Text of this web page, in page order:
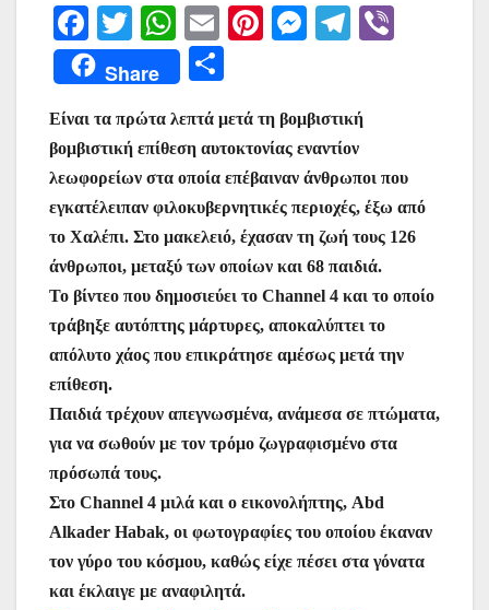
F
a
c
e
b
o
o
k
T
w
itt
er
W
h
at
s
A
p
p
E
m
ai
l
Pi
e
st
M
s
e
n
g
er
T
gr
a
m
Share
ρ
α
σ
τε
ίτ
ε
Είναι τα πρώτα λεπτά μετά τη βομβιστική
βομβιστική επίθεση αυτοκτονίας εναντίον
λεωφορείων στα οποία επέβαιναν άνθρωποι που
εγκατέλειπαν φιλοκυβερνητικές περιοχές, έξω από
το Χαλέπι. Στο μακελειό, έχασαν τη ζωή τους 126
άνθρωποι, μεταξύ των οποίων και 68 παιδιά.
Το βίντεο που δημοσιεύει το Channel 4 και το οποίο
τράβηξε αυτόπτης μάρτυρες, αποκαλύπτει το
απόλυτο χάος που επικράτησε αμέσως μετά την
επίθεση.
Παιδιά τρέχουν απεγνωσμένα, ανάμεσα σε πτώματα,
για να σωθούν με τον τρόμο ζωγραφισμένο στα
πρόσωπά τους.
Στο Channel 4 μιλά και ο εικονολήπτης, Abd
Alkader Habak, οι φωτογραφίες του οποίου έκαναν
τον γύρο του κόσμου, καθώς είχε πέσει στα γόνατα
και έκλαιγε με αναφιλητά.